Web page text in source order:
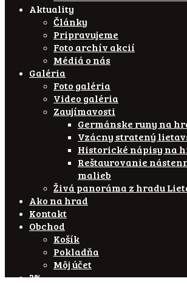
Aktuality
Články
Pripravujeme
Foto archív akcií
Médiá o nás
Galéria
Foto galéria
Video galéria
Zaujímavosti
Germánske runy na
Vzácny stratený
Historické nápisy na
Reštaurovanie
malieb
Živá panoráma z hradu
Ako na hrad
Kontakt
Obchod
Košík
Pokladňa
Môj účet
2%